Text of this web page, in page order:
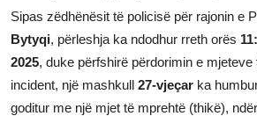
Sipas zëdhënësit të policisë për rajonin e
Bytyqi, përleshja ka ndodhur rreth orës
2025, duke përfshirë përdorimin e
incident, një mashkull 27-vjeçar ka
goditur me një mjet të mprehtë (thikë),